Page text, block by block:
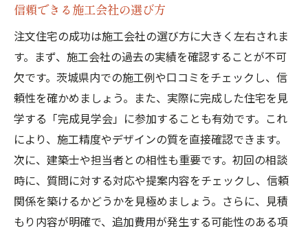
の提案
最新の住宅トレンドを取り入れる方法
茨城県の注文住宅見積もりで押さえておきたい
重要事項
施工前後の保証とアフターサービス
税金・手数料など隠れたコストの把握
保険やローンの選び方
見積もりに含まれるべき項目とその内容
施工期間とスケジュール管理の重要性
トラブルを未然に防ぐための契約内容
信頼できる施工会社の選び方
注文住宅の成功は施工会社の選び方に大きく左右されま
す。まず、施工会社の過去の実績を確認することが不可
欠です。茨城県内での施工例や口コミをチェックし、信
頼性を確かめましょう。また、実際に完成した住宅を見
学する「完成見学会」に参加することも有効です。これ
により、施工精度やデザインの質を直接確認できます。
次に、建築士や担当者との相性も重要です。初回の相談
時に、質問に対する対応や提案内容をチェックし、信頼
関係を築けるかどうかを見極めましょう。さらに、見積
もり内容が明確で、追加費用が発生する可能性のある項